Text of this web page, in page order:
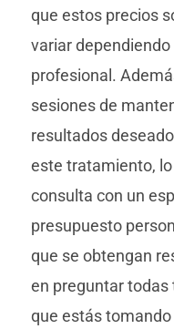
que estos precios
variar
profesional.
sesiones de
resultados
este tratamiento,
consulta con un
presupuesto
que se obtengan
en preguntar todas
que estás